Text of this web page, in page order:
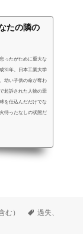
たの隣の
ったがために重大な
31年、日本工業大学
幼い子供の命が奪わ
起訴された人物の罪
を仕込んだだけでな
待ったなしの状態だ
か？Part2〜あな
む）
タ
過失、